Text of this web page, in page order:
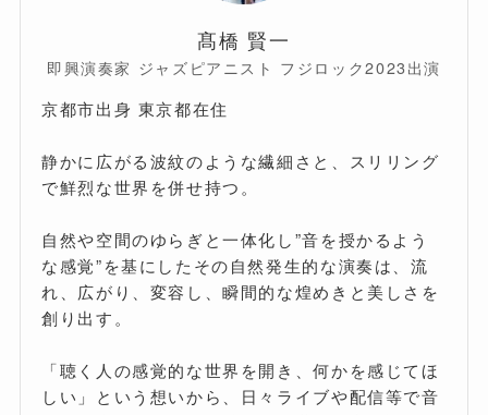
髙橋 賢一
即興演奏家 ジャズピアニスト フジロック2023出演
京都市出身 東京都在住
静かに広がる波紋のような繊細さと、スリリング
で鮮烈な世界を併せ持つ。
自然や空間のゆらぎと一体化し”音を授かるよう
な感覚”を基にしたその自然発生的な演奏は、流
れ、広がり、変容し、瞬間的な煌めきと美しさを
創り出す。
「聴く人の感覚的な世界を開き、何かを感じてほ
しい」という想いから、日々ライブや配信等で音